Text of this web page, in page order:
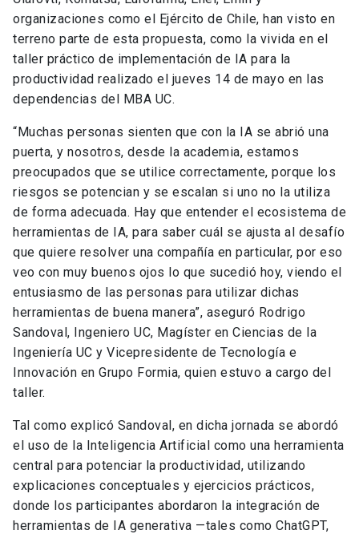
organizaciones como el Ejército de Chile, han visto en
terreno parte de esta propuesta, como la vivida en el
taller práctico de implementación de IA para la
productividad realizado el jueves 14 de mayo en las
dependencias del MBA UC.
“Muchas personas sienten que con la IA se abrió una
puerta, y nosotros, desde la academia, estamos
preocupados que se utilice correctamente, porque los
riesgos se potencian y se escalan si uno no la utiliza
de forma adecuada. Hay que entender el ecosistema de
herramientas de IA, para saber cuál se ajusta al desafío
que quiere resolver una compañía en particular, por eso
veo con muy buenos ojos lo que sucedió hoy, viendo el
entusiasmo de las personas para utilizar dichas
herramientas de buena manera”, aseguró Rodrigo
Sandoval, Ingeniero UC, Magíster en Ciencias de la
Ingeniería UC y Vicepresidente de Tecnología e
Innovación en Grupo Formia, quien estuvo a cargo del
taller.
Tal como explicó Sandoval, en dicha jornada se abordó
el uso de la Inteligencia Artificial como una herramienta
central para potenciar la productividad, utilizando
explicaciones conceptuales y ejercicios prácticos,
donde los participantes abordaron la integración de
herramientas de IA generativa —tales como ChatGPT,